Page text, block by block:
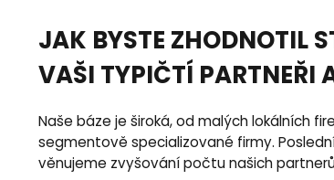
JAK BYSTE ZHODNOTIL
VAŠI TYPIČTÍ PARTNEŘI
Naše báze je široká, od malých lokálních
segmentově specializované firmy.
věnujeme zvyšování počtu našich